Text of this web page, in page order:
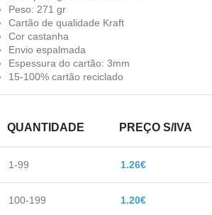
Peso: 271 gr
Cartão de qualidade Kraft
Cor castanha
Envio espalmada
Espessura do cartão: 3mm
15-100% cartão reciclado
QUANTIDADE PREÇO S/IVA
1-99 1.26€
100-199 1.20€